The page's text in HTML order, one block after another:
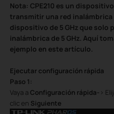
Nota: CPE210 es un
transmitir una red inalámbrica
dispositivo de 5 GHz que solo
inalámbrica de 5 GHz. Aquí
ejemplo en este artículo.
Ejecutar configuración rápida
Paso 1:
Vaya a Configuración rápida- >
clic en Siguiente